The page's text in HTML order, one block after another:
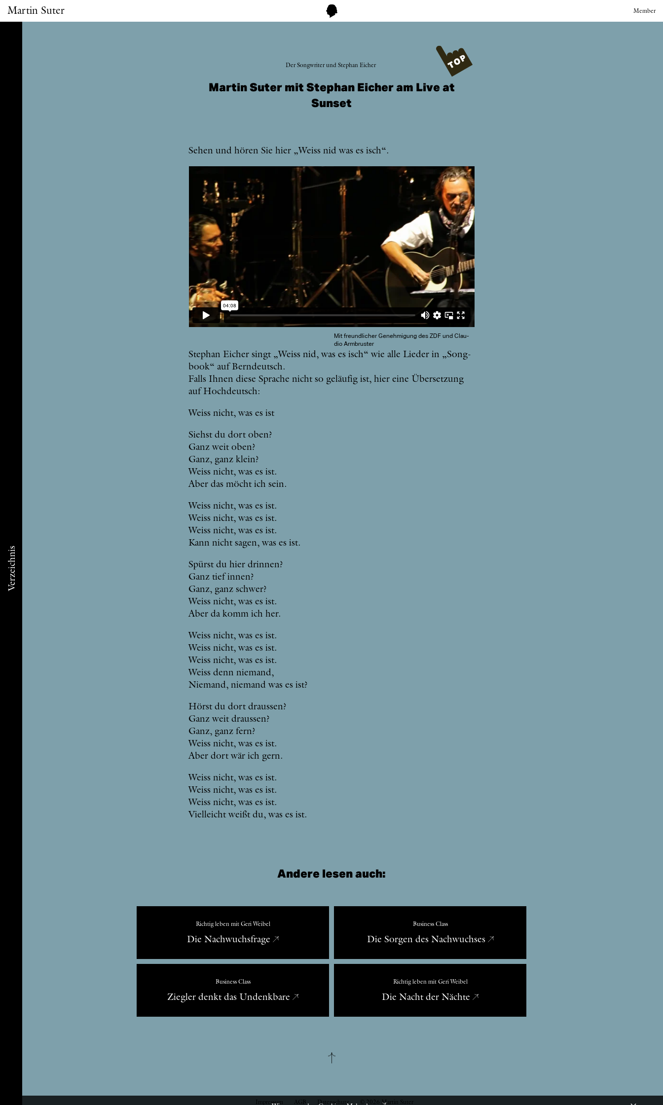
Martin Suter Member
Verzeichnis
Der Songwriter und Stephan Eicher
Martin Suter mit Stephan Eicher am Live at
Sunset
Se­hen und hö­ren Sie hier „Weiss nid was es isch“.
Mit freund­li­cher Ge­neh­mi­gung des ZDF und Clau­
dio Armbruster
Ste­phan Ei­cher singt „Weiss nid, was es isch“ wie al­le Lie­der in „Song­
book“ auf Bern­deutsch.
Falls Ih­nen die­se Spra­che nicht so ge­läu­fig ist, hier ei­ne Über­set­zung
auf Hochdeutsch:
Weiss nicht, was es ist
Siehst du dort oben?
Ganz weit oben?
Ganz, ganz klein?
Weiss nicht, was es ist.
Aber das möcht ich sein.
Weiss nicht, was es ist.
Weiss nicht, was es ist.
Weiss nicht, was es ist.
Kann nicht sa­gen, was es ist.
Spürst du hier drin­nen?
Ganz tief in­nen?
Ganz, ganz schwer?
Weiss nicht, was es ist.
Aber da komm ich her.
Weiss nicht, was es ist.
Weiss nicht, was es ist.
Weiss nicht, was es ist.
Weiss denn nie­mand,
Nie­mand, nie­mand was es ist?
Hörst du dort draus­sen?
Ganz weit draus­sen?
Ganz, ganz fern?
Weiss nicht, was es ist.
Aber dort wär ich gern.
Weiss nicht, was es ist.
Weiss nicht, was es ist.
Weiss nicht, was es ist.
Viel­leicht weißt du, was es ist.
Andere lesen auch:
Richtig leben mit Geri Weibel
Die Nachwuchsfrage
Business Class
Die Sorgen des Nachwuchses
Business Class
Ziegler denkt das Undenkbare
Richtig leben mit Geri Weibel
Die Nacht der Nächte
© 2026 Martin Suter
Impressum AGB Datenschutz